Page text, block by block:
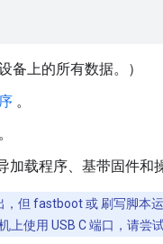
备上的所有数据。）
。
载程序、基带固件和
，但 fastboot 或 刷写脚本
使用 USB C 端口，请尝试